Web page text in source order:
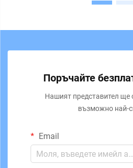
Поръчайте
Нашият представител ще
възможно най-
Email